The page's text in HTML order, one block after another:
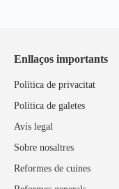
Enllaços importants
Política de privacitat
Política de galetes
Avís legal
Sobre nosaltres
Reformes de cuines